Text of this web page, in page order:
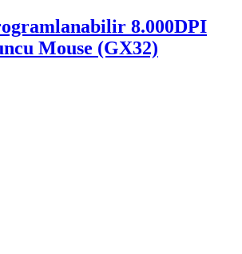
8.000DPI
Mouse (GX32)